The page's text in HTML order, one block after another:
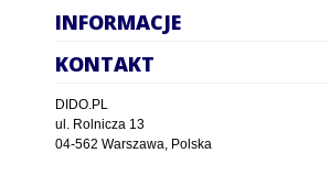
INFORMACJE
KONTAKT
DIDO.PL
ul. Rolnicza 13
04-562 Warszawa, Polska